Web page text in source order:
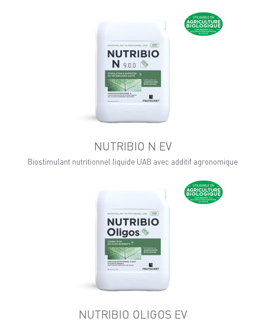
NUTRIBIO N EV
Biostimulant nutritionnel liquide UAB avec additif agronomique
NUTRIBIO OLIGOS EV